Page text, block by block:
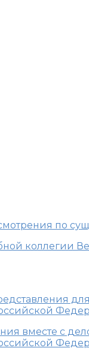
по
коллегии
для
вместе с